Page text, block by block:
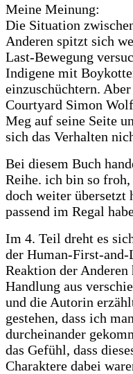
Meine Meinung:
Die Situation
Anderen spitzt sich
Last-Bewegung
Indigene mit
einzuschüchtern.
Courtyard Simon
Meg auf seine Seite
sich das Verhalten
Bei diesem Buch
Reihe. ich bin so
doch weiter übersetzt
passend im Regal
Im 4. Teil dreht es
der Human-First-
Reaktion der
Handlung aus
und die Autorin
gestehen, dass ich
durcheinander
das Gefühl, dass
Charaktere dabei